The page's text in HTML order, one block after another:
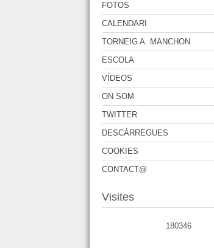
FOTOS
CALENDARI
TORNEIG A. MANCHON
ESCOLA
VÍDEOS
ON SOM
TWITTER
DESCÀRREGUES
COOKIES
CONTACT@
Visites
180346